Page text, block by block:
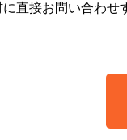
に直接お問い合わせ